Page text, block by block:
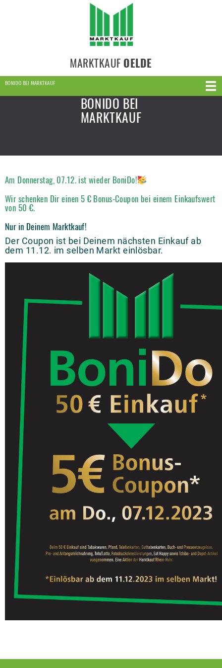
MARKTKAUF OELDE
BONIDO BEI MARKTKAUF
BONIDO BEI
MARKTKAUF
Am Donnerstag, 07.12. ist wieder BoniDo!
Wir schenken Dir einen 5 € Bonus-Coupon bei einem Einkaufswert
von 50 €.
Nur in Deinem Marktkauf!
Der Coupon ist bei Deinem nächsten Einkauf ab
dem 11.12. im selben Markt einlösbar.